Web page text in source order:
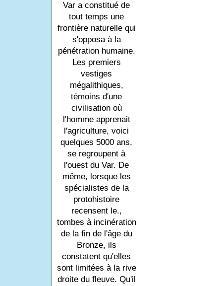
Var a constitué de
tout temps une
frontière naturelle qui
s'opposa à la
pénétration humaine.
Les premiers
vestiges
mégalithiques,
témoins d'une
civilisation où
l'homme apprenait
l'agriculture, voici
quelques 5000 ans,
se regroupent à
l'ouest du Var. De
même, lorsque les
spécialistes de la
protohistoire
recensent le.,
tombes à incinération
de la fin de l'âge du
Bronze, ils
constatent qu'elles
sont limitées à la rive
droite du fleuve. Qu'il